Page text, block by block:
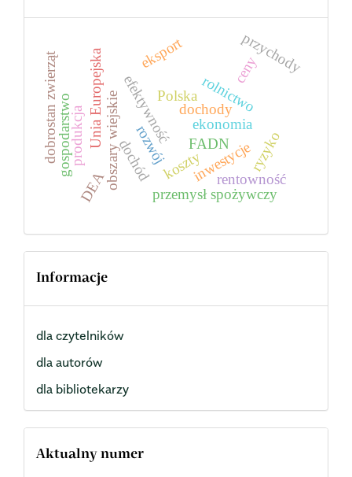
rolnictwo
efektywność
obszary wiejskie Polska
Unia Europejska
inwestycje
ekonomia
przemysł spożywczy
ceny
FADN
koszty
dochód
produkcja
przychody
gospodarstwo
eksport
dobrostan zwierząt dochody
rozwój
rentowność
ryzyko
DEA
Informacje
dla czytelników
dla autorów
dla bibliotekarzy
Aktualny numer